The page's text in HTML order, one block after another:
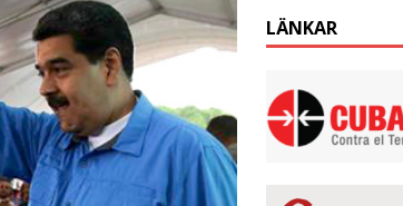
LÄNKAR